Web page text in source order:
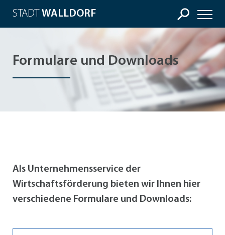
STADT WALLDORF
Formulare und Downloads
Als Unternehmensservice der
Wirtschaftsförderung bieten wir Ihnen hier
verschiedene Formulare und Downloads: